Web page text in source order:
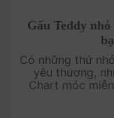
Gấu Teddy
Có những thứ
yêu thương,
Chart móc